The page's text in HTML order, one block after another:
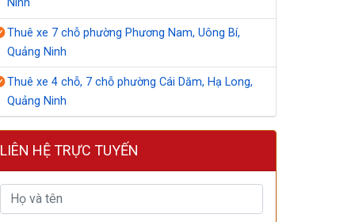
Ninh
Thuê xe 7 chỗ phường Phương Nam, Uông Bí,
Quảng Ninh
Thuê xe 4 chỗ, 7 chỗ phường Cái Dăm, Hạ Long,
Quảng Ninh
LIÊN HỆ TRỰC TUYẾN